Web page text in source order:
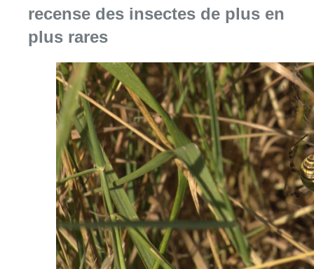
recense des insectes de plus en
plus rares